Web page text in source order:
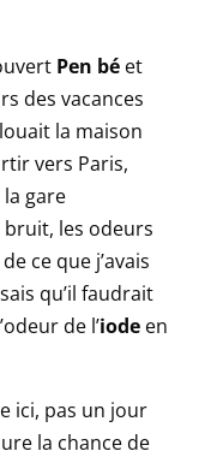
Pen bé et
des vacances
la maison
vers Paris,
gare
bruit, les odeurs
ce que j’avais
qu’il faudrait
de l’iodeen
ici, pas un jour
la chance de